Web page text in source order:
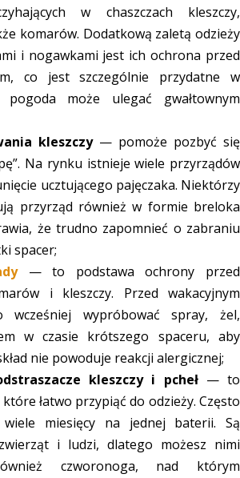
w chaszczach kleszczy,
komarów. Dodatkową zaletą odzieży
i nogawkami jest ich ochrona przed
co jest szczególnie przydatne w
pogoda może ulegać gwałtownym
kleszczy— pomoże pozbyć się
Na rynku istnieje wiele przyrządów
ucztującego pajęczaka. Niektórzy
przyrząd również w formie breloka
że trudno zapomnieć o zabraniu
spacer;
— to podstawa ochrony przed
i kleszczy. Przed wakacyjnym
wcześniej wypróbować spray, żel,
w czasie krótszego spaceru, aby
nie powoduje reakcji alergicznej;
kleszczy i pcheł— to
które łatwo przypiąć do odzieży. Często
wiele miesięcy na jednej baterii. Są
i ludzi, dlatego możesz nimi
czworonoga, nad którym